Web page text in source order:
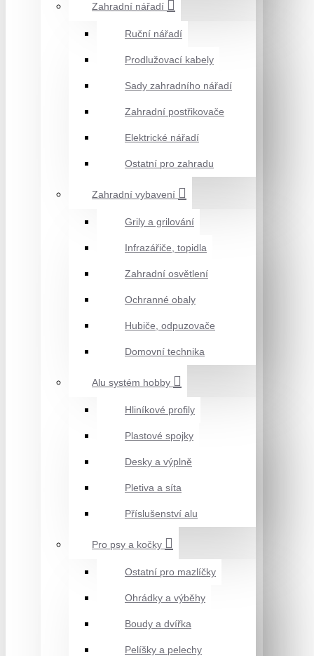
Zahradní nářadí
Ruční nářadí
Prodlužovací kabely
Sady zahradního nářadí
Zahradní postřikovače
Elektrické nářadí
Ostatní pro zahradu
Zahradní vybavení
Grily a grilování
Infrazářiče, topidla
Zahradní osvětlení
Ochranné obaly
Hubiče, odpuzovače
Domovní technika
Alu systém hobby
Hliníkové profily
Plastové spojky
Desky a výplně
Pletiva a síta
Příslušenství alu
Pro psy a kočky
Ostatní pro mazlíčky
Ohrádky a výběhy
Boudy a dvířka
Pelíšky a pelechy